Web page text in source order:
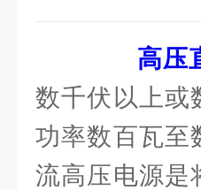
高压
数千伏以上或
功率数百瓦至
流高压电源是